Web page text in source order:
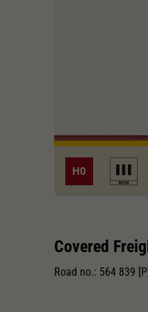
H0
Covered
Road no.: 564 839 [P]